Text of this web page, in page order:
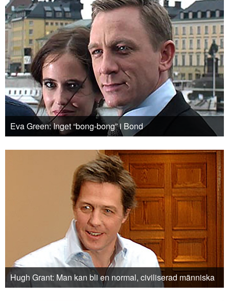
Eva Green: Inget “bong-bong” i Bond
Hugh Grant: Man kan bli en normal, civiliserad människa